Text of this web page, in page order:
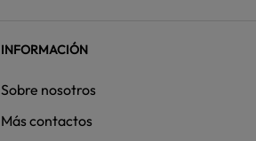
INFORMACIÓN
Sobre nosotros
Más contactos